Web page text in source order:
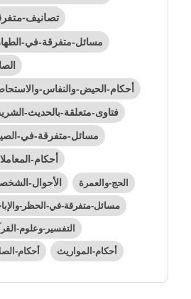
تصانيف-
مسائل-متفرقة-في-
أحكام-الحيض-والنفاس-
فتاوى-متعلقة-بالحديث-
مسائل-متفرقة-في-
أحكام-
الأحوال- الحج-والعمرة
مسائل-متفرقة-في-الحظر-
التفسير-وعلوم-
أحكام- أحكام-المواريث